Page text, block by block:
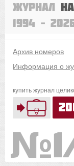
Журнал
1994 –
Архив номеров
Информация о
купить журнал